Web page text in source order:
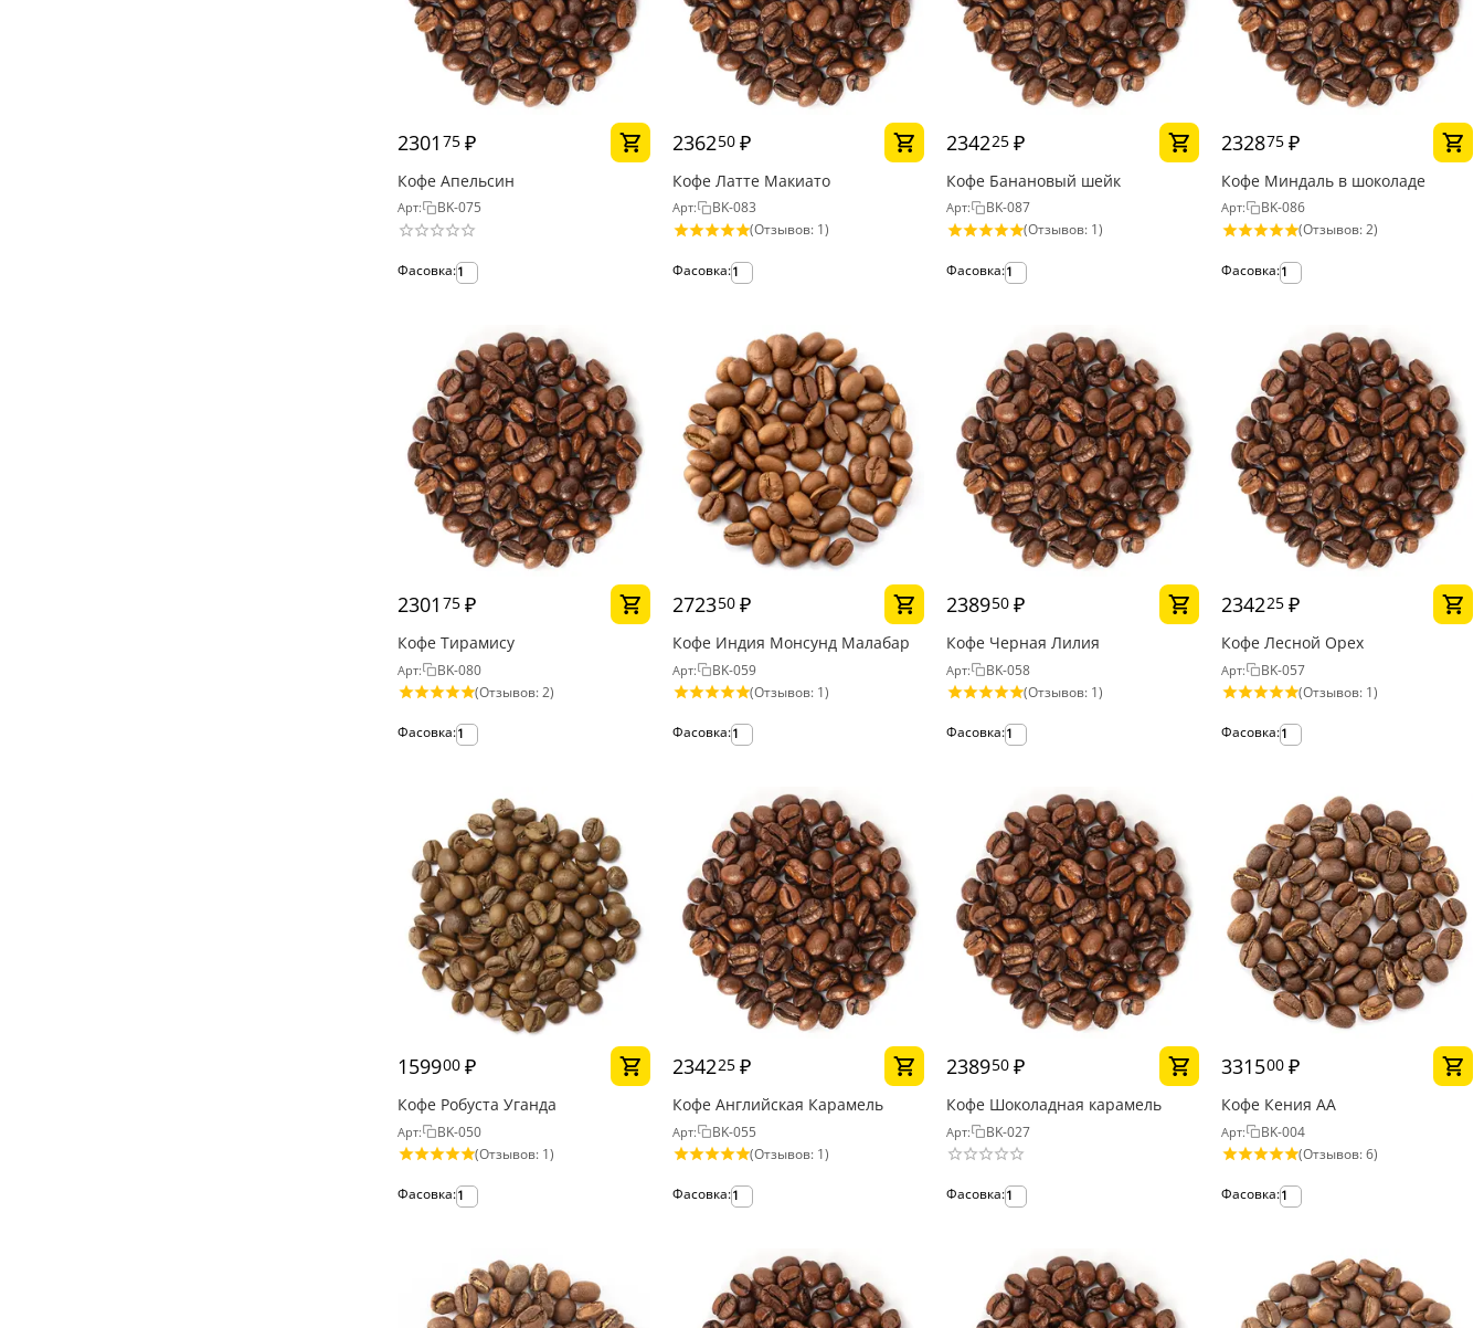
2301 75 ₽
Кофе Апельсин
Арт: BK-075
Фасовка:1
236250 ₽
Кофе Латте Макиато
Арт:
BK-083
(Отзывов: 1)
Фасовка:1
234225 ₽
Кофе Банановый шейк
Арт:
BK-087
(Отзывов: 1)
Фасовка:1
232875 ₽
Кофе Миндаль в шоколаде
Арт:
BK-086
(Отзывов: 2)
Фасовка:1
2301 75 ₽
Кофе Тирамису
Арт:
BK-080
(Отзывов: 2)
Фасовка:1
272350 ₽
Кофе Индия Монсунд Малабар
Арт:
BK-059
(Отзывов: 1)
Фасовка:1
238950 ₽
Кофе Черная Лилия
Арт:
BK-058
(Отзывов: 1)
Фасовка:1
234225 ₽
Кофе Лесной Орех
Арт:
BK-057
(Отзывов: 1)
Фасовка:1
159900 ₽
Кофе Робуста Уганда
Арт:
BK-050
(Отзывов: 1)
Фасовка:1
234225 ₽
Кофе Английская Карамель
Арт:
BK-055
(Отзывов: 1)
Фасовка:1
238950 ₽
Кофе Шоколадная карамель
Арт: BK-027
Фасовка:1
331500 ₽
Кофе Кения АА
Арт:
BK-004
(Отзывов: 6)
Фасовка:1